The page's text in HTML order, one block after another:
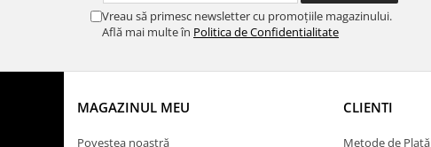
Vreau să primesc newsletter cu promoțiile magazinului.
Află mai multe în Politica de Confidentialitate
MAGAZINUL MEU
Povestea noastră
CLIENTI
Metode de Plată